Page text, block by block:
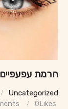
הרמת
Uncategorized
0 Likes